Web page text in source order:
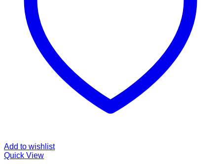
Add to wishlist
Quick View